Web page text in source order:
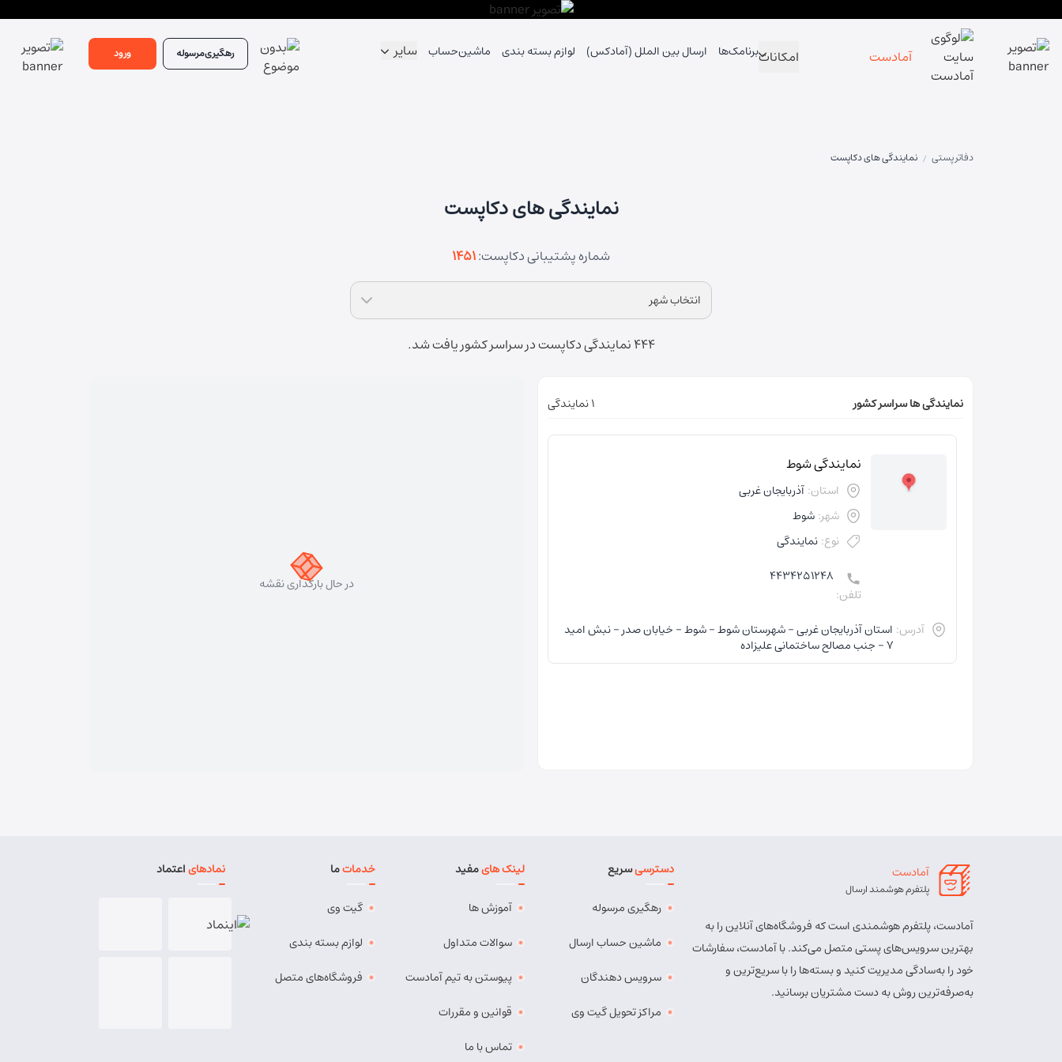
آمادست امکاناتبرنامک‌ها ارسال بین الملل (آمادکس) لوازم بسته بندی ماشین‌حساب سایر رهگیریمرسوله ورود
دفاتر پستی / نمایندگی های دکاپست
نمایندگی های دکاپست
شماره پشتیبانی دکاپست:1451
انتخاب شهر
444 نمایندگی دکاپست در سراسر کشور یافت شد.
نمایندگی ها سراسر کشور 1 نمایندگی
نمایندگی شوط
استان: آذربایجان غربی
شهر: شوط
نوع: نمایندگی
تلفن:
4434251248
آدرس: استان آذربایجان غربی - شهرستان شوط - شوط - خیابان صدر - نبش امید
7 - جنب مصالح ساختمانی علیزاده
در حال بارگذاری نقشه
آمادست
پلتفرم هوشمند ارسال
آمادست، پلتفرم هوشمندی است که فروشگاه‌های آنلاین را به
بهترین سرویس‌های پستی متصل می‌کند. با آمادست، سفارشات
خود را به‌سادگی مدیریت کنید و بسته‌ها را با سریع‌ترین و
به‌صرفه‌ترین روش به دست مشتریان برسانید.
دسترسیسریع
رهگیری مرسوله
ماشین حساب ارسال
سرویس دهندگان
مراکز تحویل گیت وی
لینک هایمفید
آموزش ها
سوالات متداول
پیوستن به تیم آمادست
قوانین و مقررات
تماس با ما
خدماتما
گیت وی
لوازم بسته بندی
فروشگاه‌های متصل
نمادهایاعتماد